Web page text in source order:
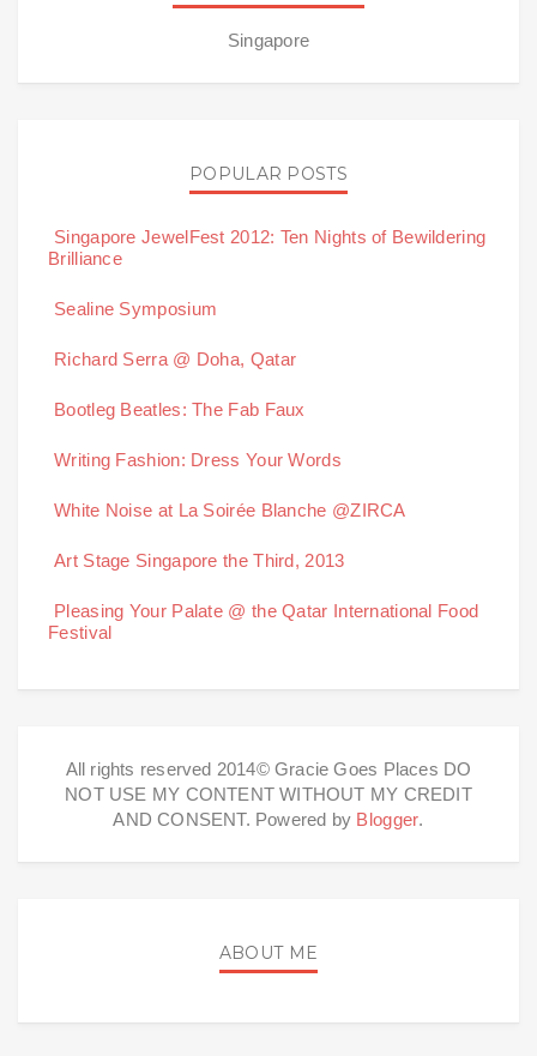
Singapore
POPULAR POSTS
Singapore JewelFest 2012: Ten Nights of Bewildering
Brilliance
Sealine Symposium
Richard Serra @ Doha, Qatar
Bootleg Beatles: The Fab Faux
Writing Fashion: Dress Your Words
White Noise at La Soirée Blanche @ZIRCA
Art Stage Singapore the Third, 2013
Pleasing Your Palate @ the Qatar International Food
Festival
All rights reserved 2014© Gracie Goes Places DO
NOT USE MY CONTENT WITHOUT MY CREDIT
AND CONSENT. Powered by Blogger.
ABOUT ME